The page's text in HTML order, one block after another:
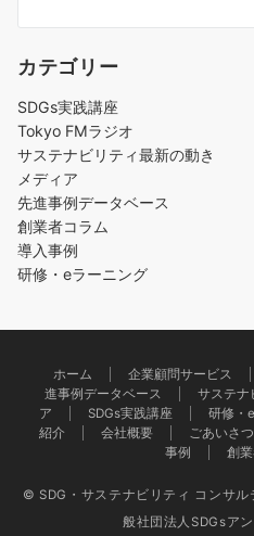
カテゴリー
SDGs実践講座
Tokyo FMラジオ
サステナビリティ最新の動き
メディア
先進事例データベース
創業者コラム
導入事例
研修・eラーニング
ホーム 企業顧問サービス
進事例データベース
サステナ
ア
SDGs実践講座 研修・
紹介
会社概要 ごあいさつ
事例
創
© SDG・サステナビリティ コンサ
般社団法人SDGsア